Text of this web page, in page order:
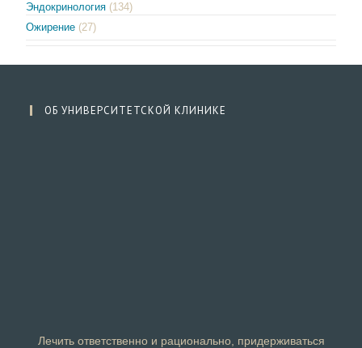
Эндокринология (134)
Ожирение (27)
ОБ УНИВЕРСИТЕТСКОЙ КЛИНИКЕ
Лечить ответственно и рационально, придерживаться